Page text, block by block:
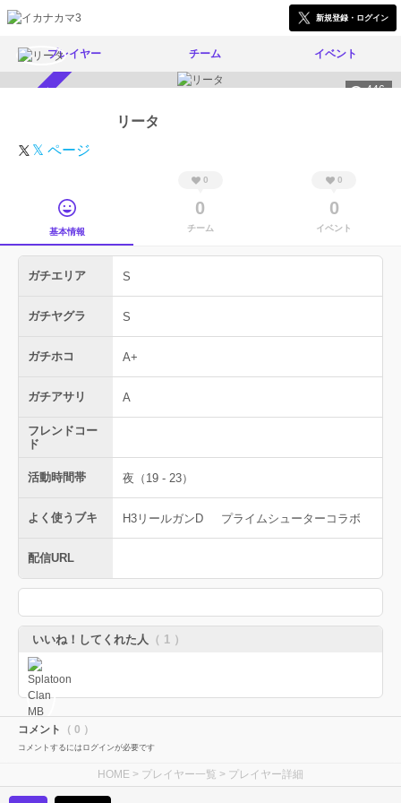
新規登録・ログイン
プレイヤー チーム イベント
446
リータ
𝕏 ページ
基本情報
0
0
チーム
0
0
イベント
ガチエリア S
ガチヤグラ S
ガチホコ A+
ガチアサリ A
フレンドコー
ド
活動時間帯 夜（19 - 23）
よく使うブキ H3リールガンD プライムシューターコラボ
配信URL
いいね！してくれた人 （ 1 ）
コメント （ 0 ）
コメントするにはログインが必要です
HOME > プレイヤー一覧 > プレイヤー詳細